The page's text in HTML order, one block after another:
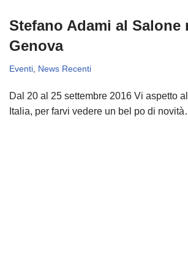
Stefano Adami al Salone
Genova
Eventi News Recenti
Dal 20 al 25 settembre 2016 Vi aspetto
Italia, per farvi vedere un bel po di